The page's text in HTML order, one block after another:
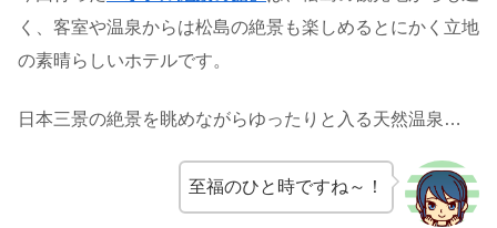
く、客室や温泉からは松島の絶景も楽しめるとにかく立地
の素晴らしいホテルです。
日本三景の絶景を眺めながらゆったりと入る天然温泉…
至福のひと時ですね～！